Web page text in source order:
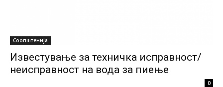
Соопштенија
Известување за техничка исправност/
неисправност на вода за пиење
0